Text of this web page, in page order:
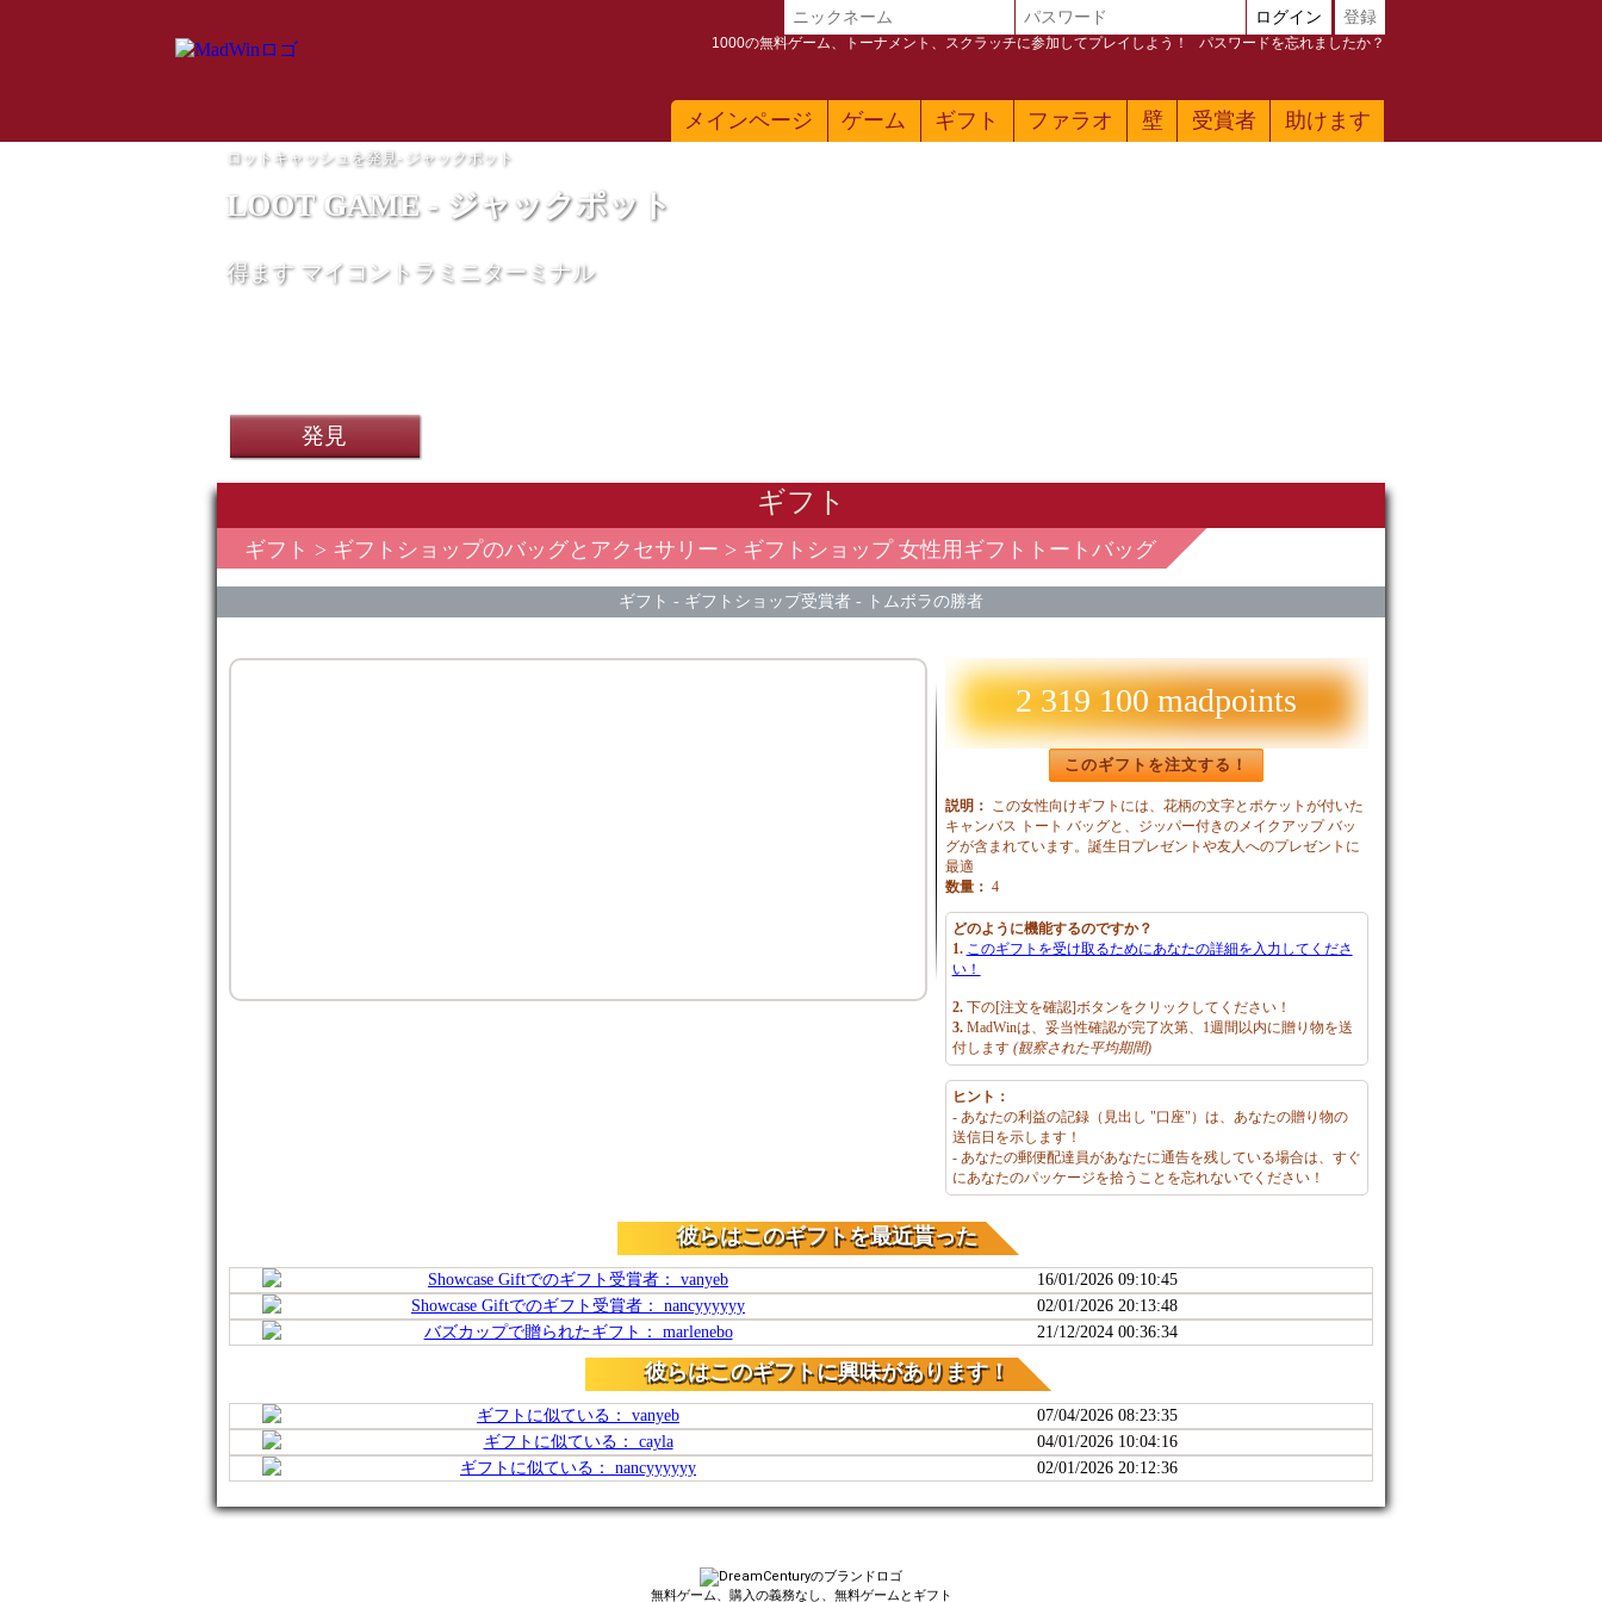
メインページ ゲーム ギフト ファラオ 壁 受賞者 助けます
ログイン 登録
1000の無料ゲーム、トーナメント、スクラッチに参加してプレイしよう！ パスワードを忘れましたか？
ロットキャッシュを発見- ジャックポット
LOOT GAME - ジャックポット
得ます マイコントラミニターミナル
発見
HP Elitedesk 800 G1 Sff ブラック デスクトップ PC SSD カード
ギフト
ギフト > ギフトショップのバッグとアクセサリー > ギフトショップ 女性用ギフトトートバッグ
ギフト - ギフトショップ受賞者 - トムボラの勝者
2 319 100 madpoints
このギフトを注文する！
説明： この女性向けギフトには、花柄の文字とポケットが付いた
キャンバス トート バッグと、ジッパー付きのメイクアップ バッ
グが含まれています。誕生日プレゼントや友人へのプレゼントに
最適
数量： 4
どのように機能するのですか？
1. このギフトを受け取るためにあなたの詳細を入力してくださ
い！
2.下の[注文を確認]ボタンをクリックしてください！
3.MadWinは、妥当性確認が完了次第、1週間以内に贈り物を送
付します(観察された平均期間)
ヒント：
- あなたの利益の記録（見出し "口座"）は、あなたの贈り物の
送信日を示します！
- あなたの郵便配達員があなたに通告を残している場合は、すぐ
にあなたのパッケージを拾うことを忘れないでください！
彼らはこのギフトを最近貰った
Showcase Giftでのギフト受賞者： vanyeb
16/01/2026 09:10:45
Showcase Giftでのギフト受賞者： nancyyyyyy
02/01/2026 20:13:48
バズカップで贈られたギフト： marlenebo
21/12/2024 00:36:34
彼らはこのギフトに興味があります！
ギフトに似ている： vanyeb
07/04/2026 08:23:35
ギフトに似ている： cayla
04/01/2026 10:04:16
ギフトに似ている： nancyyyyyy
02/01/2026 20:12:36
無料ゲーム、購入の義務なし、無料ゲームとギフト